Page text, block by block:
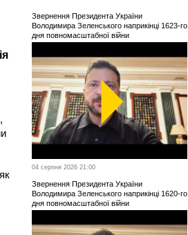
Звернення Президента України
Володимира Зеленського наприкінці 1623-го
дня повномасштабної війни
04 серпня 2026 21:00
Звернення Президента України
Володимира Зеленського наприкінці 1620-го
дня повномасштабної війни